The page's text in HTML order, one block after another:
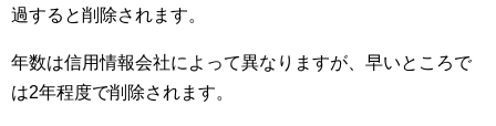
過すると削除されます。
年数は信用情報会社によって異なりますが、早いところで
は2年程度で削除されます。